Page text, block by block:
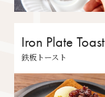
Iron Plate Toast
鉄板トースト